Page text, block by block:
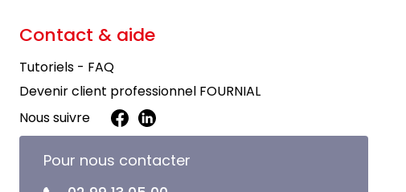
Contact & aide
Tutoriels - FAQ
Devenir client professionnel FOURNIAL
Nous suivre
Pour nous contacter